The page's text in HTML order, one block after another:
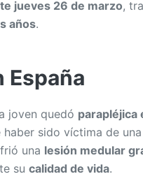
jueves 26 de marzo,
años.
España
joven quedó parapléjica
haber sido víctima de una
una lesión medular
su calidad de vida.